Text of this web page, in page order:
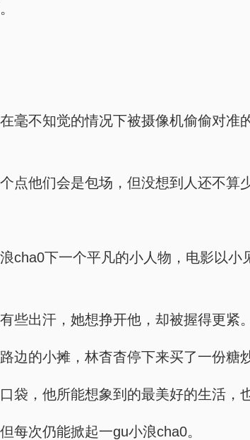
毫不知觉的情况下被摄像机偷偷对准
点他们会是包场，但没想到人还不算少
cha0下一个平凡的小人物，电影以
些出汗，她想挣开他，却被握得更紧。
边的小摊，林杳杳停下来买了一份糖
，他所能想象到的最美好的生活，
每次仍能掀起一gu小浪cha0。